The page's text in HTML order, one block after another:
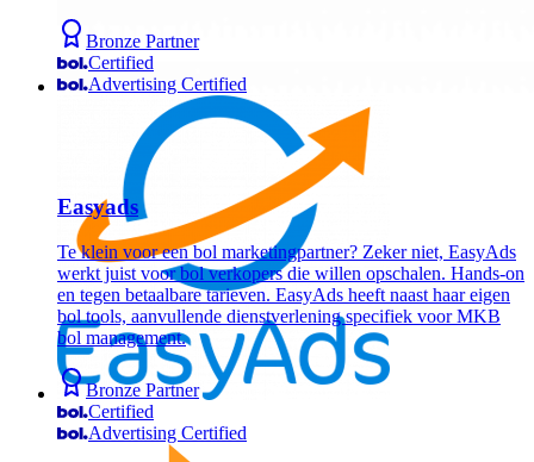
Bronze Partner
Certified
Advertising Certified
Easyads
Te klein voor een bol marketingpartner? Zeker niet, EasyAds
werkt juist voor bol verkopers die willen opschalen. Hands-on
en tegen betaalbare tarieven. EasyAds heeft naast haar eigen
bol tools, aanvullende dienstverlening specifiek voor MKB
bol management.
Bronze Partner
Certified
Advertising Certified